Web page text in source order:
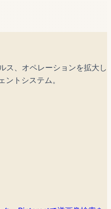
ス、オペレーションを拡大し
ントシステム。